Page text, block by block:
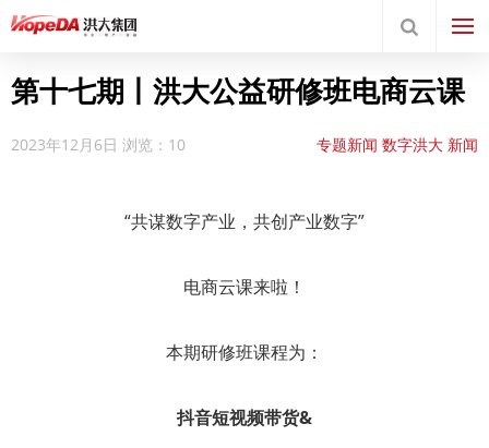
第十七期丨洪大公益研修班电商云课
2023年12月6日 浏览：10 专题新闻 数字洪大 新闻
“共谋数字产业，共创产业数字”
电商云课来啦！
本期研修班课程为：
抖音短视频带货&